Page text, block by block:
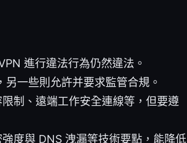
進行違法行為仍然違法。
一些則允許并要求監管合規。
制、遠端工作安全連線等，但要遵
度與 DNS 洩漏等技術要點，能降低